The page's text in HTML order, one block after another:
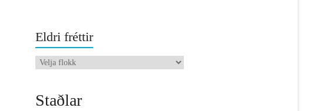
Eldri fréttir
Eldri
Staðlar